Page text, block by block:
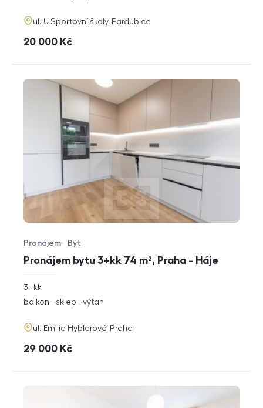
adresa
ul. U Sportovní školy, Pardubice
cena
20 000 Kč
Pronájem bytu 3+kk 74 m², Praha - Háje
Typ nabídky
Pronájem
Typ nemovitosti
Byt
rozměry
3+kk
funkce
balkon sklep výtah
adresa
ul. Emilie Hyblerové, Praha
cena
29 000 Kč